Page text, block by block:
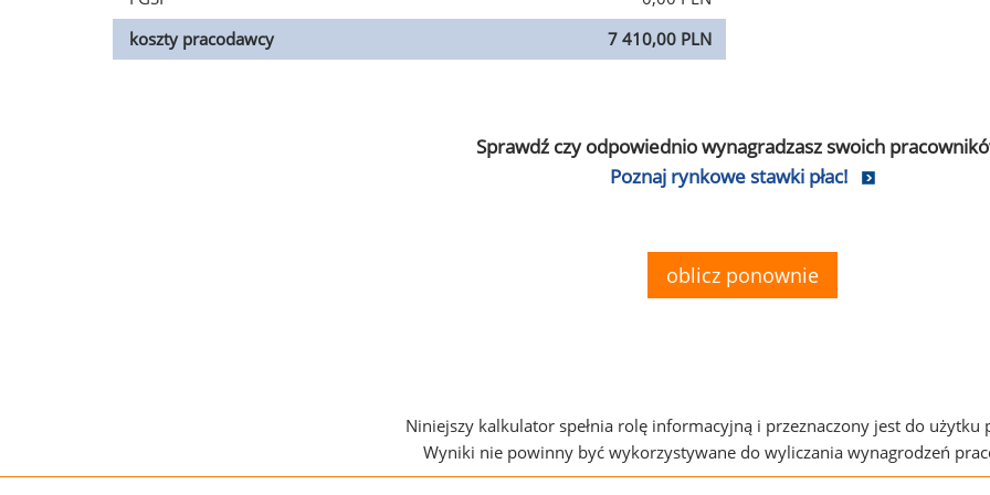
koszty pracodawcy
7 410,00 PLN
Sprawdź czy odpowiednio wynagradzasz swoich
Poznaj rynkowe stawki płac!
oblicz ponownie
Niniejszy kalkulator spełnia rolę informacyjną i przeznaczony jest do użytku
Wyniki nie powinny być wykorzystywane do wyliczania wynagrodzeń